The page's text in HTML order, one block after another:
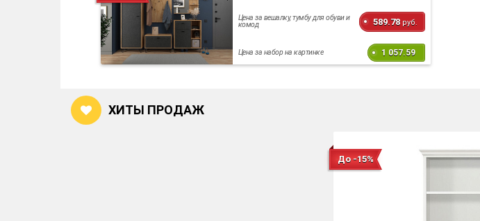
Цена за вешалку, тумбу для обуви и
комод 589.78 руб.
Цена за набор на картинке 1 057.59
ХИТЫ ПРОДАЖ
До -15%